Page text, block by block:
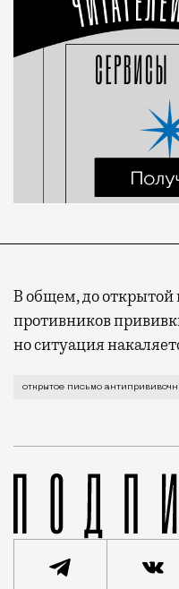
В общем, до
противников
но ситуация
Никаких пряников,
открытое письмо